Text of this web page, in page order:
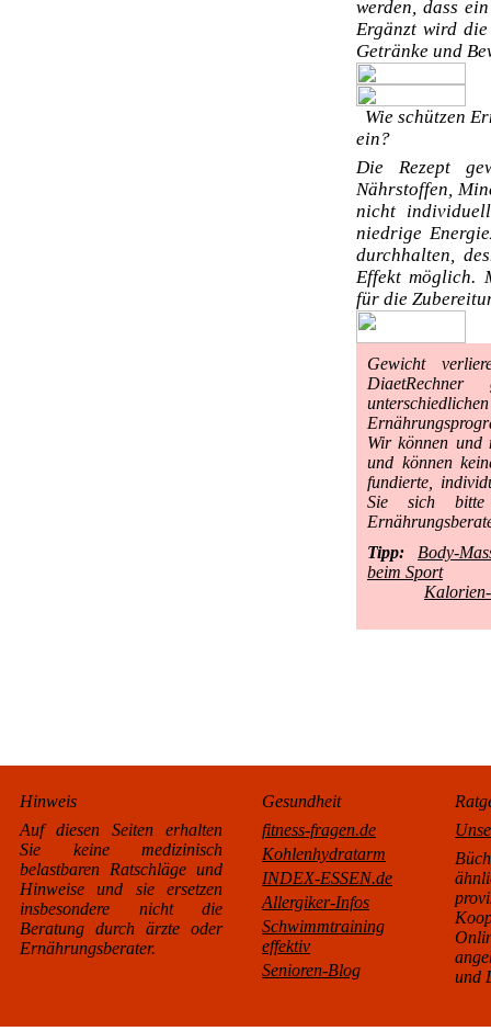
werden, dass
Ergänzt wird
Getränke und
Wie schützen
ein?
Die Rezept
Nährstoffen,
nicht
niedrige
durchhalten,
Effekt möglich.
für die
Gewicht
Wir können und
und können
fundierte,
Sie sich bitte
Tipp:
Body-
beim Sport
Hinweis
Auf diesen Seiten erhalten
Sie keine medizinisch
belastbaren Ratschläge und
Hinweise und sie ersetzen
insbesondere nicht die
Beratung durch ärzte oder
Ernährungsberater.
Gesundheit
fitness-fragen.de
Kohlenhydratarm
INDEX-ESSEN.de
Allergiker-Infos
Schwimmtraining
effektiv
Senioren-Blog
und